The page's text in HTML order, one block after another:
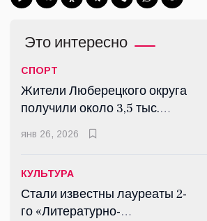
Это интересно
СПОРТ
Жители Люберецкого округа
получили около 3,5 тыс.
знаков ГТО в 2025 году
янв 26, 2026
КУЛЬТУРА
Стали известны лауреаты 2-
го «Литературно-